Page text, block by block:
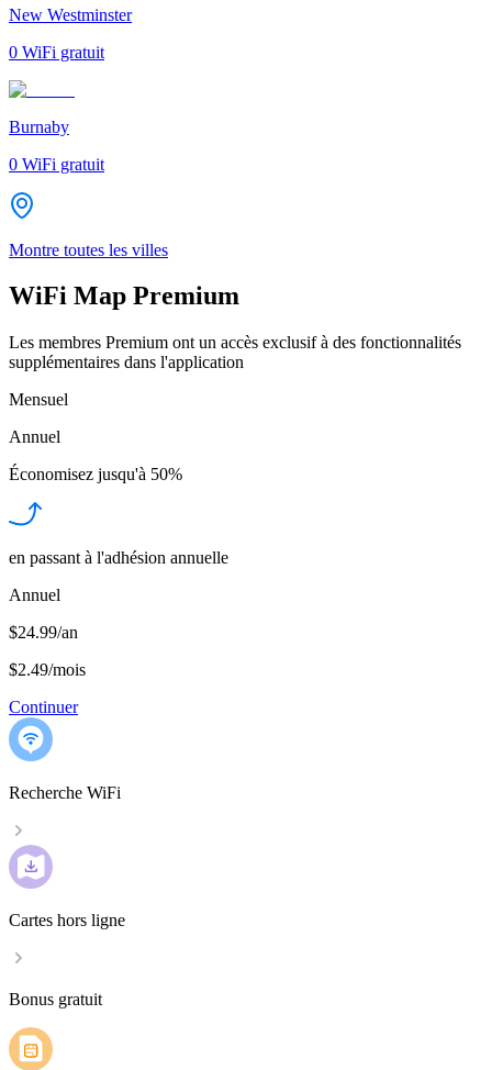
New Westminster
0 WiFi gratuit
Burnaby
0 WiFi gratuit
Montre toutes les villes
WiFi Map Premium
Les membres Premium ont un accès exclusif à des fonctionnalités
supplémentaires dans l'application
Mensuel
Annuel
Économisez jusqu'à 50%
en passant à l'adhésion annuelle
Annuel
$24.99/an
$2.49/mois
Continuer
Recherche WiFi
Cartes hors ligne
Bonus gratuit